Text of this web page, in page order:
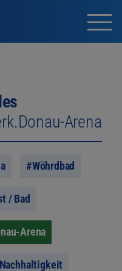
Arena
#Wöhrdbad
/ Bad
Arena